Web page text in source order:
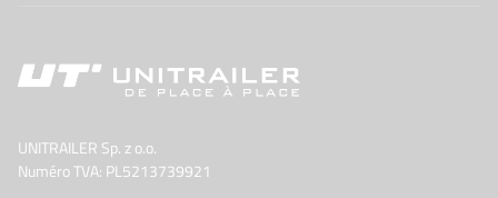
UNITRAILER Sp. z o.o.
Numéro TVA: PL5213739921